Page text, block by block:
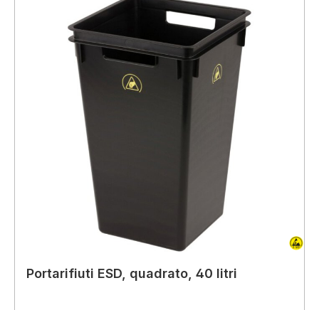
Portarifiuti ESD, quadrato, 40 litri